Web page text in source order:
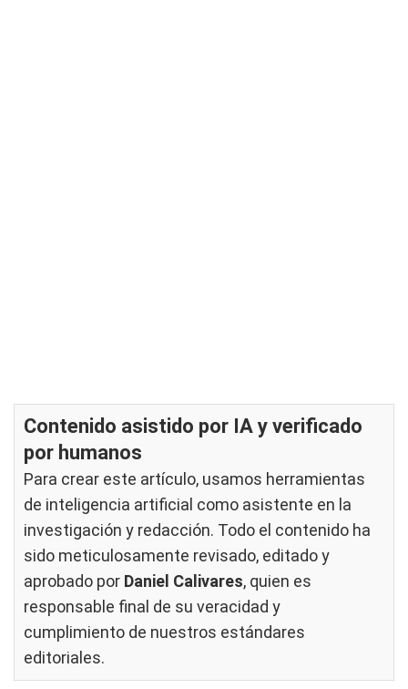
Contenido asistido por IA y verificado
por humanos
Para crear este artículo, usamos herramientas
de inteligencia artificial como asistente en la
investigación y redacción. Todo el contenido ha
sido meticulosamente revisado, editado y
aprobado por Daniel Calivares, quien es
responsable final de su veracidad y
cumplimiento de nuestros estándares
editoriales.